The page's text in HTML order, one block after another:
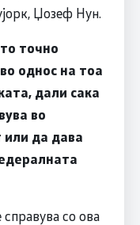
Џозеф Нун.
точно
однос на тоа
дали сака
во
или да дава
со ова